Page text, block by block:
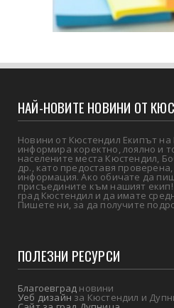
НАЙ-НОВИТЕ НОВИНИ ОТ
Новини от Кюстендил Екипът на
информира коректно, лоялно и
населените места Кюстендил,
др., като предоставя
информация. Ако обичате да
присъедините към нашият
град Кюстендил и да имате
Пишете ни, за да получите
ПОЛЕЗНИ РЕСУРСИ
Благоевград новини
Уеб дизайнза Кюстендил и